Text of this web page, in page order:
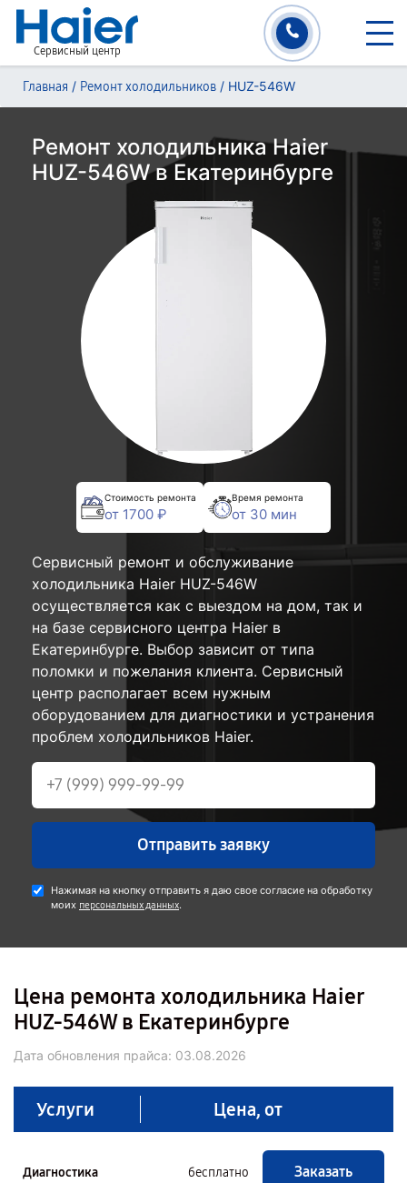
Сервисный центр
Главная / Ремонт холодильников / HUZ-546W
Ремонт холодильника Haier
HUZ-546W в Екатеринбурге
Стоимость ремонта
от 1700 ₽
Время ремонта
от 30 мин
Сервисный ремонт и обслуживание
холодильника Haier HUZ-546W
осуществляется как с выездом на дом, так и
на базе сервисного центра Haier в
Екатеринбурге. Выбор зависит от типа
поломки и пожелания клиента. Сервисный
центр располагает всем нужным
оборудованием для диагностики и устранения
проблем холодильников Haier.
Отправить заявку
Нажимая на кнопку отправить я даю свое согласие на обработку
моих персональных данных.
Цена ремонта холодильника Haier
HUZ-546W в Екатеринбурге
Дата обновления прайса: 03.08.2026
Услуги Цена, от
Диагностика бесплатно Заказать